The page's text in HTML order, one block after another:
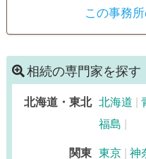
相
相続人調査
この事務
相続の専門家を探す
北海道・東北 北海道
福島
関東 東京 神